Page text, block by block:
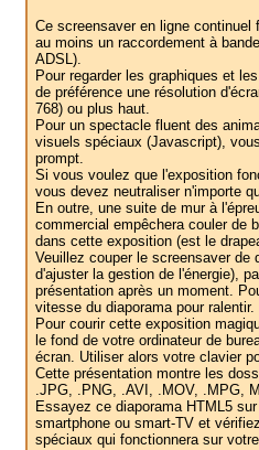
Ce screensaver en ligne
au moins un raccordement à
ADSL).
Pour regarder les graphiques et
de préférence une résolution
768) ou plus haut.
Pour un spectacle fluent des
visuels spéciaux (Javascript),
prompt.
Si vous voulez que l'exposition
vous devez neutraliser n'importe
En outre, une suite de mur à
commercial empêchera couler de
dans cette exposition (est le
Veuillez couper le screensaver de
d'ajuster la gestion de l'énergie),
présentation après un moment.
vitesse du diaporama pour ralentir.
Pour courir cette exposition
le fond de votre ordinateur de
écran. Utiliser alors votre clavier
Cette présentation montre les
.JPG, .PNG, .AVI, .MOV, .MPG,
Essayez ce diaporama HTML5
smartphone ou smart-TV et
spéciaux qui fonctionnera sur